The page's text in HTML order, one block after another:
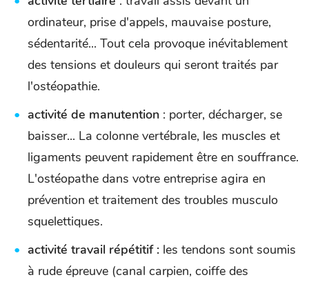
ordinateur, prise d'appels, mauvaise posture,
sédentarité... Tout cela provoque inévitablement
des tensions et douleurs qui seront traités par
l'ostéopathie.
activité de manutention : porter, décharger, se
baisser... La colonne vertébrale, les muscles et
ligaments peuvent rapidement être en souffrance.
L'ostéopathe dans votre entreprise agira en
prévention et traitement des troubles musculo
squelettiques.
activité travail répétitif : les tendons sont soumis
à rude épreuve (canal carpien, coiffe des